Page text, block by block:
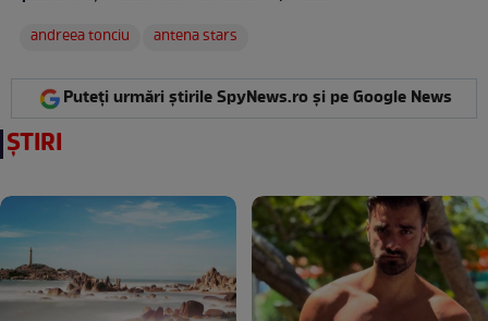
andreea tonciu
antena stars
Puteți urmări știrile SpyNews.ro și pe Google News
ȘTIRI